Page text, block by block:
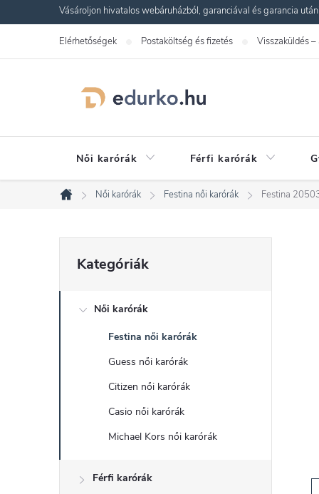
a
Vásároljon hivatalos webáruházból, garanciával és garancia
Elérhetőségek Postaköltség és fizetés Visszaküldés –
Női karórák Férfi karórák
Kezdőlap
Női karórák Festina női karórák Festina
O
l
ó
átugrása
Kategóriák
Női karórák
Festina női karórák
Guess női karórák
Citizen női karórák
Casio női karórák
Michael Kors női karórák
Férfi karórák